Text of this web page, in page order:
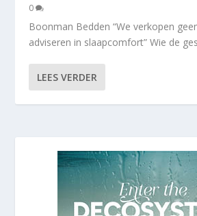
0
Boonman Bedden “We verkopen
adviseren in slaapcomfort” Wie de
LEES VERDER